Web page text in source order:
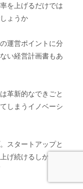
を上げるだけでは
ょうか
運営ポイントに分
い経営計画書もあ
革新的なできごと
しまうイノベーシ
スタートアップと
げ続けるしかあり